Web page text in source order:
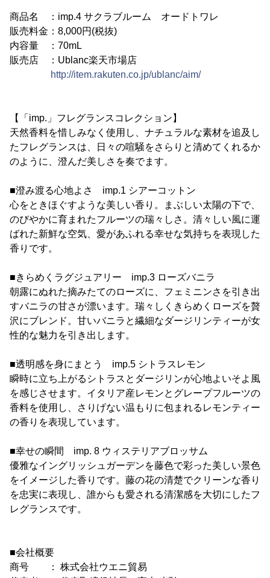
商品名 ：imp.4 サクラブルーム オードトワレ
販売料金：8,000円(税抜)
内容量 ：70mL
販売店 ：Ublanc楽天市場店
http://item.rakuten.co.jp/ublanc/aim/
【「imp.」フレグランスコレクション】
天然香料を惜しみなく使用し、ナチュラルな素材を追及し
たフレグランスは、日々の喧騒をさらりと清めてくれるか
のように、澄んだ美しさを奏でます。
■澄み渡る心地よさ imp.1 シアーコットン
心をときほぐすような美しい香り。まぶしい太陽の下で、
のびやかに育まれたフルーツの瑞々しさ。清々しい風に運
ばれた新鮮な空気、愛があふれる幸せな気持ちを表現した
香りです。
■きらめくラグジュアリー imp.3 ローズバニラ
朝露にぬれた摘みたてのローズに、フェミニンさを引き出
すバニラの甘さが漂います。瑞々しくきらめくローズを贅
沢にブレンド。甘いバニラと繊細なダージリンティーが女
性的な魅力を引き出します。
■透明感を身にまとう imp.5 シトラスレモン
瞬時に立ち上がるシトラスとダージリンが心地よいそよ風
を感じさせます。イタリア産レモンとグレープフルーツの
香料を使用し、さりげない温もりに包まれるレモンティー
の香りを表現しています。
■幸せの瞬間 imp. 8 ウィステリアブロッサム
優雅なイングリッシュガーデンを藤色で彩った美しい景色
をイメージした香りです。藤の花の清楚でクリーンな香り
を忠実に表現し、誰からも愛される清潔感を大切にしたフ
レグランスです。
■会社概要
商号 ： 株式会社ウエニ貿易